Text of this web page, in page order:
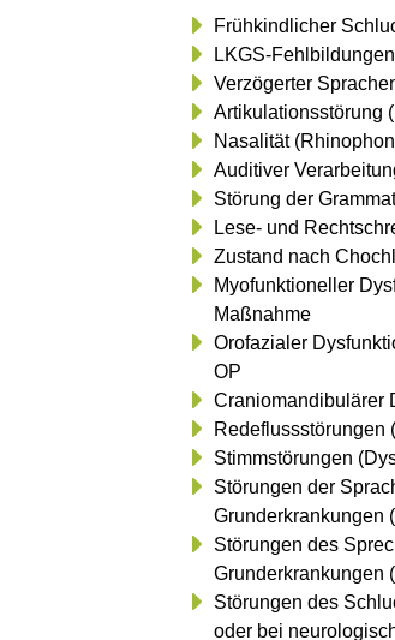
Frühkindlicher
LKGS-Fehlbildungen
Verzögerter
Artikulationsstörung
Nasalität
Auditiver
Störung der
Lese- und
Zustand nach
Myofunktioneller
Maßnahme
Orofazialer
OP
Craniomandibulärer
Redeflussstörungen
Stimmstörungen
Störungen der
Grunderkrankungen
Störungen des
Grunderkrankungen
Störungen des
oder bei